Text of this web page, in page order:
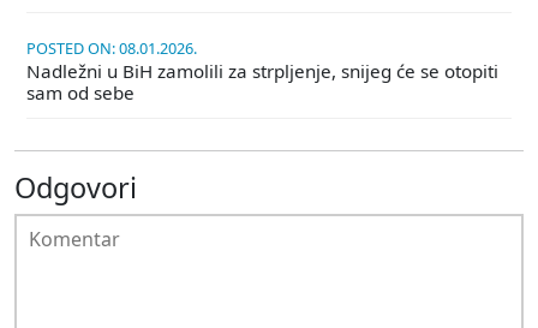
POSTED ON: 08.01.2026.
Nadležni u BiH zamolili za strpljenje, snijeg će se otopiti
sam od sebe
Odgovori